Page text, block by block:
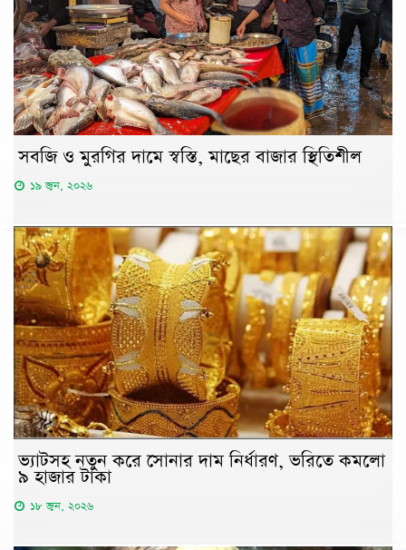
সবজি ও মুরগির দামে স্বস্তি, মাছের বাজার স্থিতিশীল
১৯ জুন, ২০২৬
ভ্যাটসহ নতুন করে সোনার দাম নির্ধারণ, ভরিতে কমলো
৯ হাজার টাকা
১৮ জুন, ২০২৬